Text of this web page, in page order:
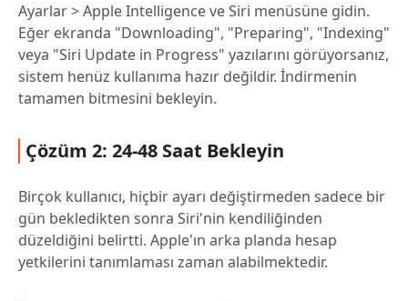
Ayarlar > Apple Intelligence ve Siri menüsüne gidin.
Eğer ekranda "Downloading", "Preparing", "Indexing"
veya "Siri Update in Progress" yazılarını görüyorsanız,
sistem henüz kullanıma hazır değildir. İndirmenin
tamamen bitmesini bekleyin.
Çözüm 2: 24-48 Saat Bekleyin
Birçok kullanıcı, hiçbir ayarı değiştirmeden sadece bir
gün bekledikten sonra Siri'nin kendiliğinden
düzeldiğini belirtti. Apple'ın arka planda hesap
yetkilerini tanımlaması zaman alabilmektedir.